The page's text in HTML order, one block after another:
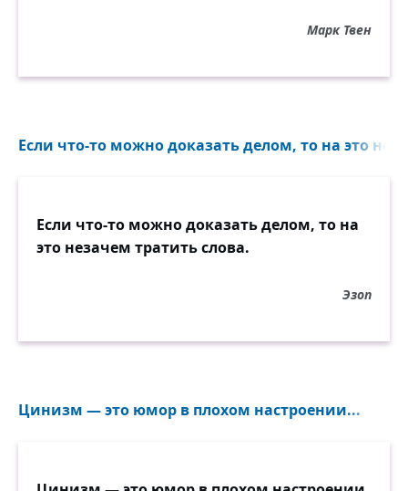
Марк Твен
Если что-то можно доказать делом, то на это
Если что-то можно доказать делом, то на
это незачем тратить слова.
Эзоп
Цинизм — это юмор в плохом настроении...